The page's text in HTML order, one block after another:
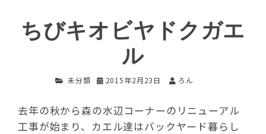
ちびキオビヤドクガエ
ル
未分類 2015年2月23日 ろん
去年の秋から森の水辺コーナーのリニューアル
工事が始まり、カエル達はバックヤード暮らし